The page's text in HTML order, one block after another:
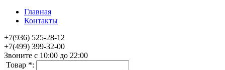
Главная
Контакты
+7(936) 525-28-12
+7(499) 399-32-00
Звоните с 10:00 до 22:00
Товар *: